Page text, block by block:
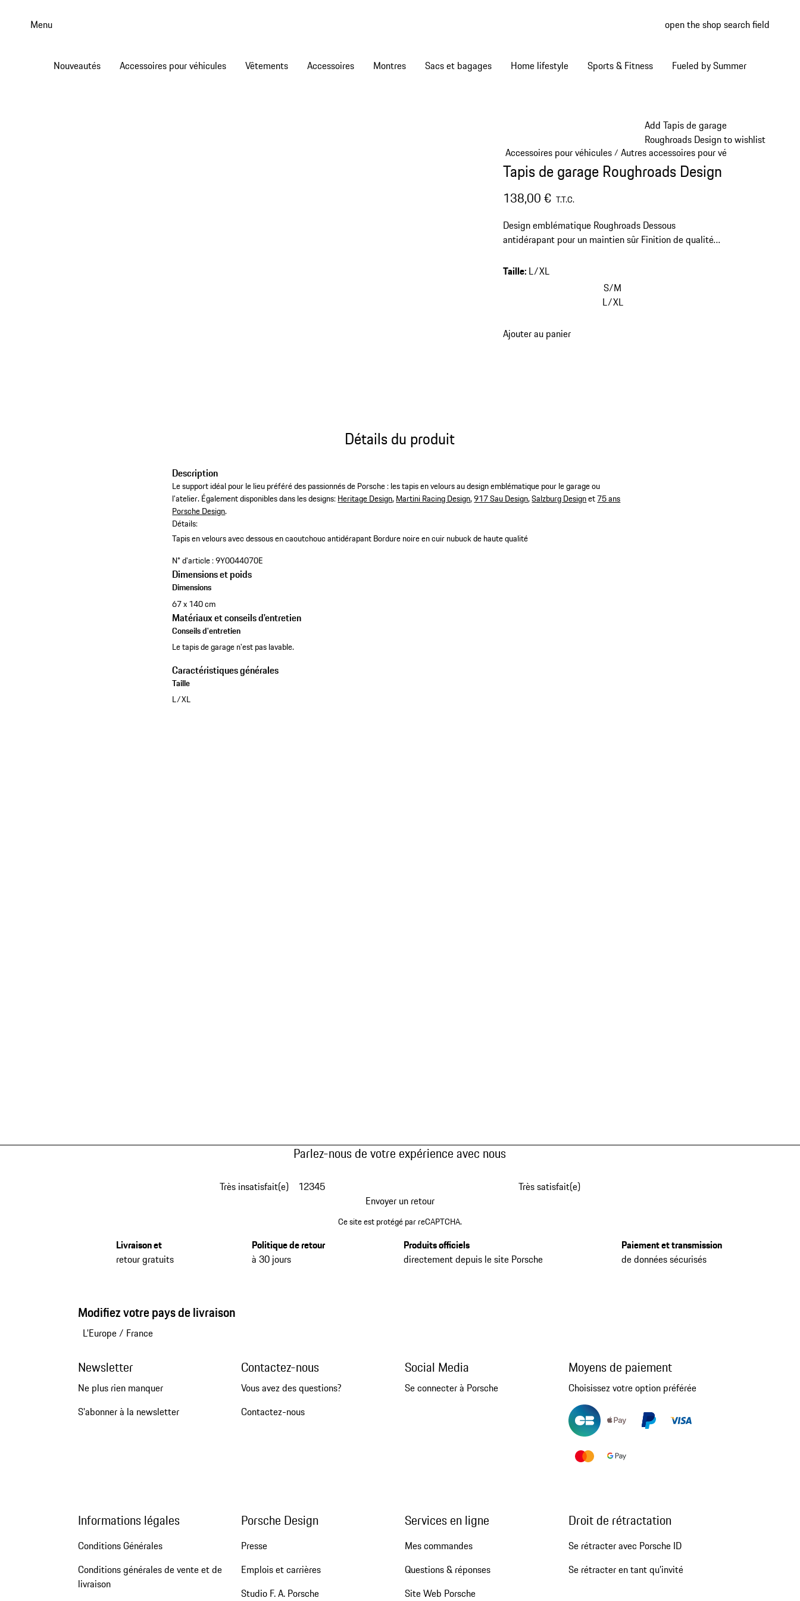
Menu open the shop search field
Nouveautés Accessoires pour véhicules Vêtements Accessoires Montres Sacs et bagages Home lifestyle Sports & Fitness Fueled by Summer
Add Tapis de garage
Roughroads Design to wishlist
Accessoires pour véhicules/ Autres accessoires pour véhicule
Tapis de garage Roughroads Design
138,00 € T.T.C.
Design emblématique Roughroads Dessous
antidérapant pour un maintien sûr Finition de qualité
Taille: L/XL
S/M
L/XL
Ajouter au panier
Détails du produit
Description
Le support idéal pour le lieu préféré des passionnés de Porsche : les tapis en velours au design emblématique pour le garage ou
l’atelier. Également disponibles dans les designs:Heritage Design,Martini Racing Design,917 Sau Design,Salzburg Designet75 ans
Porsche Design.
Détails:
Tapis en velours avec dessous en caoutchouc antidérapantBordure noire en cuir nubuck de haute qualité
N° d'article :9Y0044070E
Dimensions et poids
Dimensions
67 x 140 cm
Matériaux et conseils d'entretien
Conseils d'entretien
Le tapis de garage n'est pas lavable.
Caractéristiques générales
Taille
L/XL
Parlez-nous de votre expérience avec nous
Très insatisfait(e) 12345
Très satisfait(e)
Envoyer un retour
Ce site est protégé par reCAPTCHA.
Livraison et
retour gratuits
Politique de retour
à 30 jours
Produits officiels
directement depuis le site Porsche
Paiement et transmission
de données sécurisés
Modifiez votre pays de livraison
L'Europe/ France
Newsletter
Ne plus rien manquer
S'abonner à la newsletter
Contactez-nous
Vous avez des questions?
Contactez-nous
Social Media
Se connecter à Porsche
Moyens de paiement
Choisissez votre option préférée
Informations légales
Conditions Générales
Conditions générales de vente et de
livraison
Porsche Design
Presse
Emplois et carrières
Studio F. A. Porsche
Services en ligne
Mes commandes
Questions & réponses
Site Web Porsche
Droit de rétractation
Se rétracter avec Porsche ID
Se rétracter en tant qu’invité